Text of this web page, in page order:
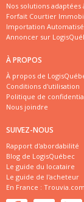
Nos solutions adaptées
Forfait Courtier
Importation
Annoncer sur
À PROPOS
À propos de
Conditions d'utilisation
Politique de
Nous joindre
SUIVEZ-NOUS
Rapport d'abordabilité
Blog de LogisQuébec
Le guide du locataire
Le guide de l'acheteur
En France : Trouvia.com